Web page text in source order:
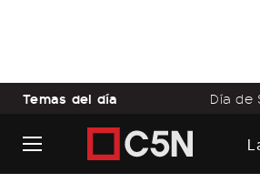
Temas del día Día de